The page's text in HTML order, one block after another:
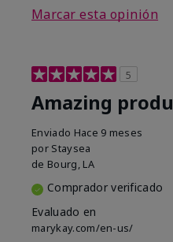
Marcar esta opinión
5
Amazing
Enviado Hace 9 meses
por Staysea
de Bourg, LA
Comprador verificado
Evaluado en
marykay.com/en-us/